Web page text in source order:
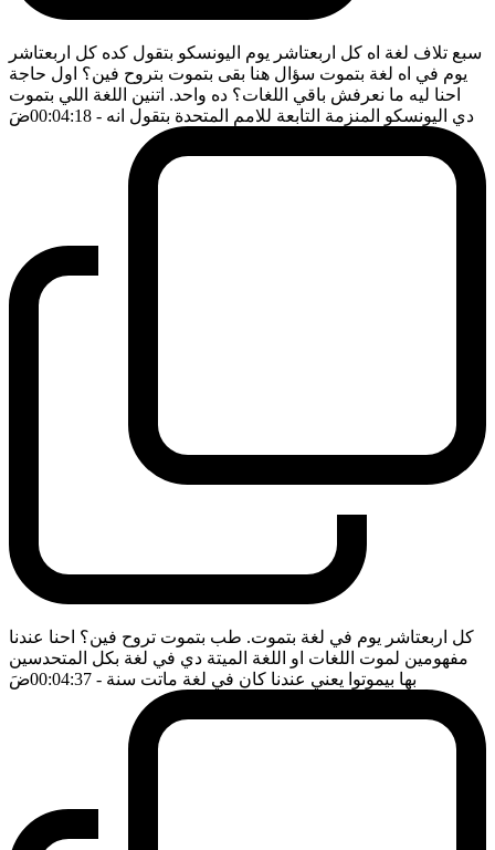
سبع تلاف لغة اه كل اربعتاشر يوم اليونسكو بتقول كده كل اربعتاشر
يوم في اه لغة بتموت سؤال هنا بقى بتموت بتروح فين؟ اول حاجة
احنا ليه ما نعرفش باقي اللغات؟ ده واحد. اتنين اللغة اللي بتموت
دي اليونسكو المنزمة التابعة للامم المتحدة بتقول انه - 00:04:18 ضَ
كل اربعتاشر يوم في لغة بتموت. طب بتموت تروح فين؟ احنا عندنا
مفهومين لموت اللغات او اللغة الميتة دي في لغة بكل المتحدسين
بها بيموتوا يعني عندنا كان في لغة ماتت سنة - 00:04:37 ضَ